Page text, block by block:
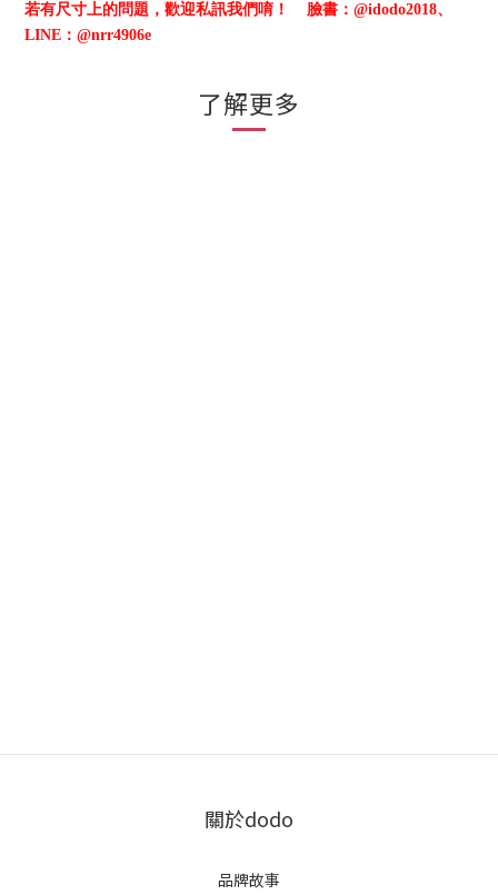
若有尺寸上的問題，歡迎私訊我們唷！
臉書：@idodo2018、
LINE：@nrr4906e
了解更多
關於dodo
品牌故事